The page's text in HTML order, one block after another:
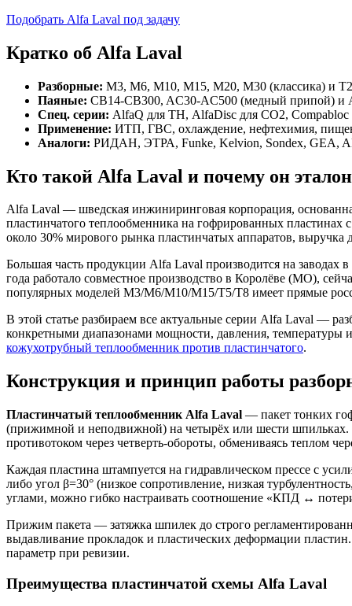
Подобрать Alfa Laval под задачу
Кратко об Alfa Laval
Разборные: M3, M6, M10, M15, M20, M30 (классика) и
Паяные: CB14-CB300, AC30-AC500 (медный припой) и
Спец. серии: AlfaQ для ТН, AlfaDisc для CO2,
Применение: ИТП, ГВС, охлаждение, нефтехимия,
Аналоги: РИДАН, ЭТРА, Funke, Kelvion, Sondex, GEA,
Кто такой Alfa Laval и почему он
Alfa Laval — шведская инжиниринговая корпорация,
пластинчатого теплообменника на гофрированных
около 30% мирового рынка пластинчатых аппаратов,
Большая часть продукции Alfa Laval производится на
года работало совместное производство в Королёве (МО),
популярных моделей M3/M6/M10/M15/T5/T8 имеет прямые
В этой статье разбираем все актуальные серии Alfa Laval —
конкретными диапазонами мощности, давления,
кожухотрубный теплообменник против пластинчатого.
Конструкция и принцип работы
Пластинчатый теплообменник Alfa Laval — пакет тонких
(прижимной и неподвижной) на четырёх или шести
противотоком через четверть-обороты, обмениваясь теплом
Каждая пластина штампуется на гидравлическом прессе с
либо угол β=30° (низкое сопротивление, низкая
углами, можно гибко настраивать соотношение «КПД ↔
Прижим пакета — затяжка шпилек до строго
выдавливание прокладок и пластических деформации
параметр при ревизии.
Преимущества пластинчатой схемы Alfa Laval